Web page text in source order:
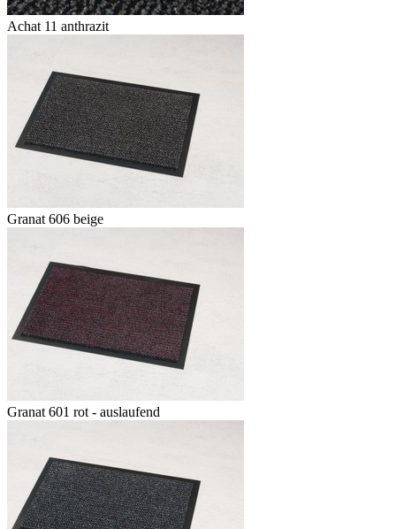
Achat 11 anthrazit
Granat 606 beige
Granat 601 rot - auslaufend